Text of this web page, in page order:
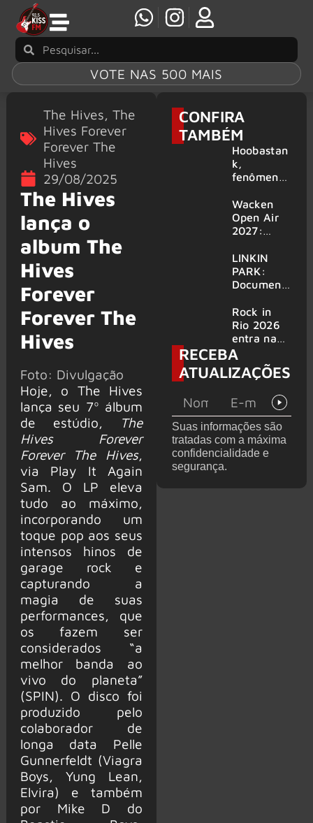
VOTE NAS 500 MAIS
The Hives, The
Hives Forever
Forever The
Hives
29/08/2025
The Hives
lança o
album The
Hives
Forever
Forever The
Hives
Foto: Divulgação
Hoje, o The Hives
lança seu 7º álbum
de estúdio,
The
Hives Forever
Forever The Hives,
via Play It Again
Sam. O LP eleva
tudo ao máximo,
incorporando um
toque pop aos seus
intensos hinos de
garage rock e
capturando a
magia de suas
performances, que
os fazem ser
considerados “a
melhor banda ao
vivo do planeta”
(SPIN). O disco foi
produzido pelo
colaborador de
longa data Pelle
Gunnerfeldt (Viagra
Boys, Yung Lean,
Elvira) e também
por Mike D do
CONFIRA
TAMBÉM
Hoobastan
k,
fenômeno
rock anos
2000,
volta ao
6 shows
Wacken
Open Air
2027:
amplia
line-up e
já
mais de 50
bandas
LINKIN
PARK:
Document
‘Unshatter’
e álbum ao
vivo são
anunciados
Rock in
Rio 2026
entra na
reta final
com
Cidade do
montagem
acelerada
e line-up
completo
confirmad
RECEBA
ATUALIZAÇÕES
Suas informações são
tratadas com a máxima
confidencialidade e
segurança.